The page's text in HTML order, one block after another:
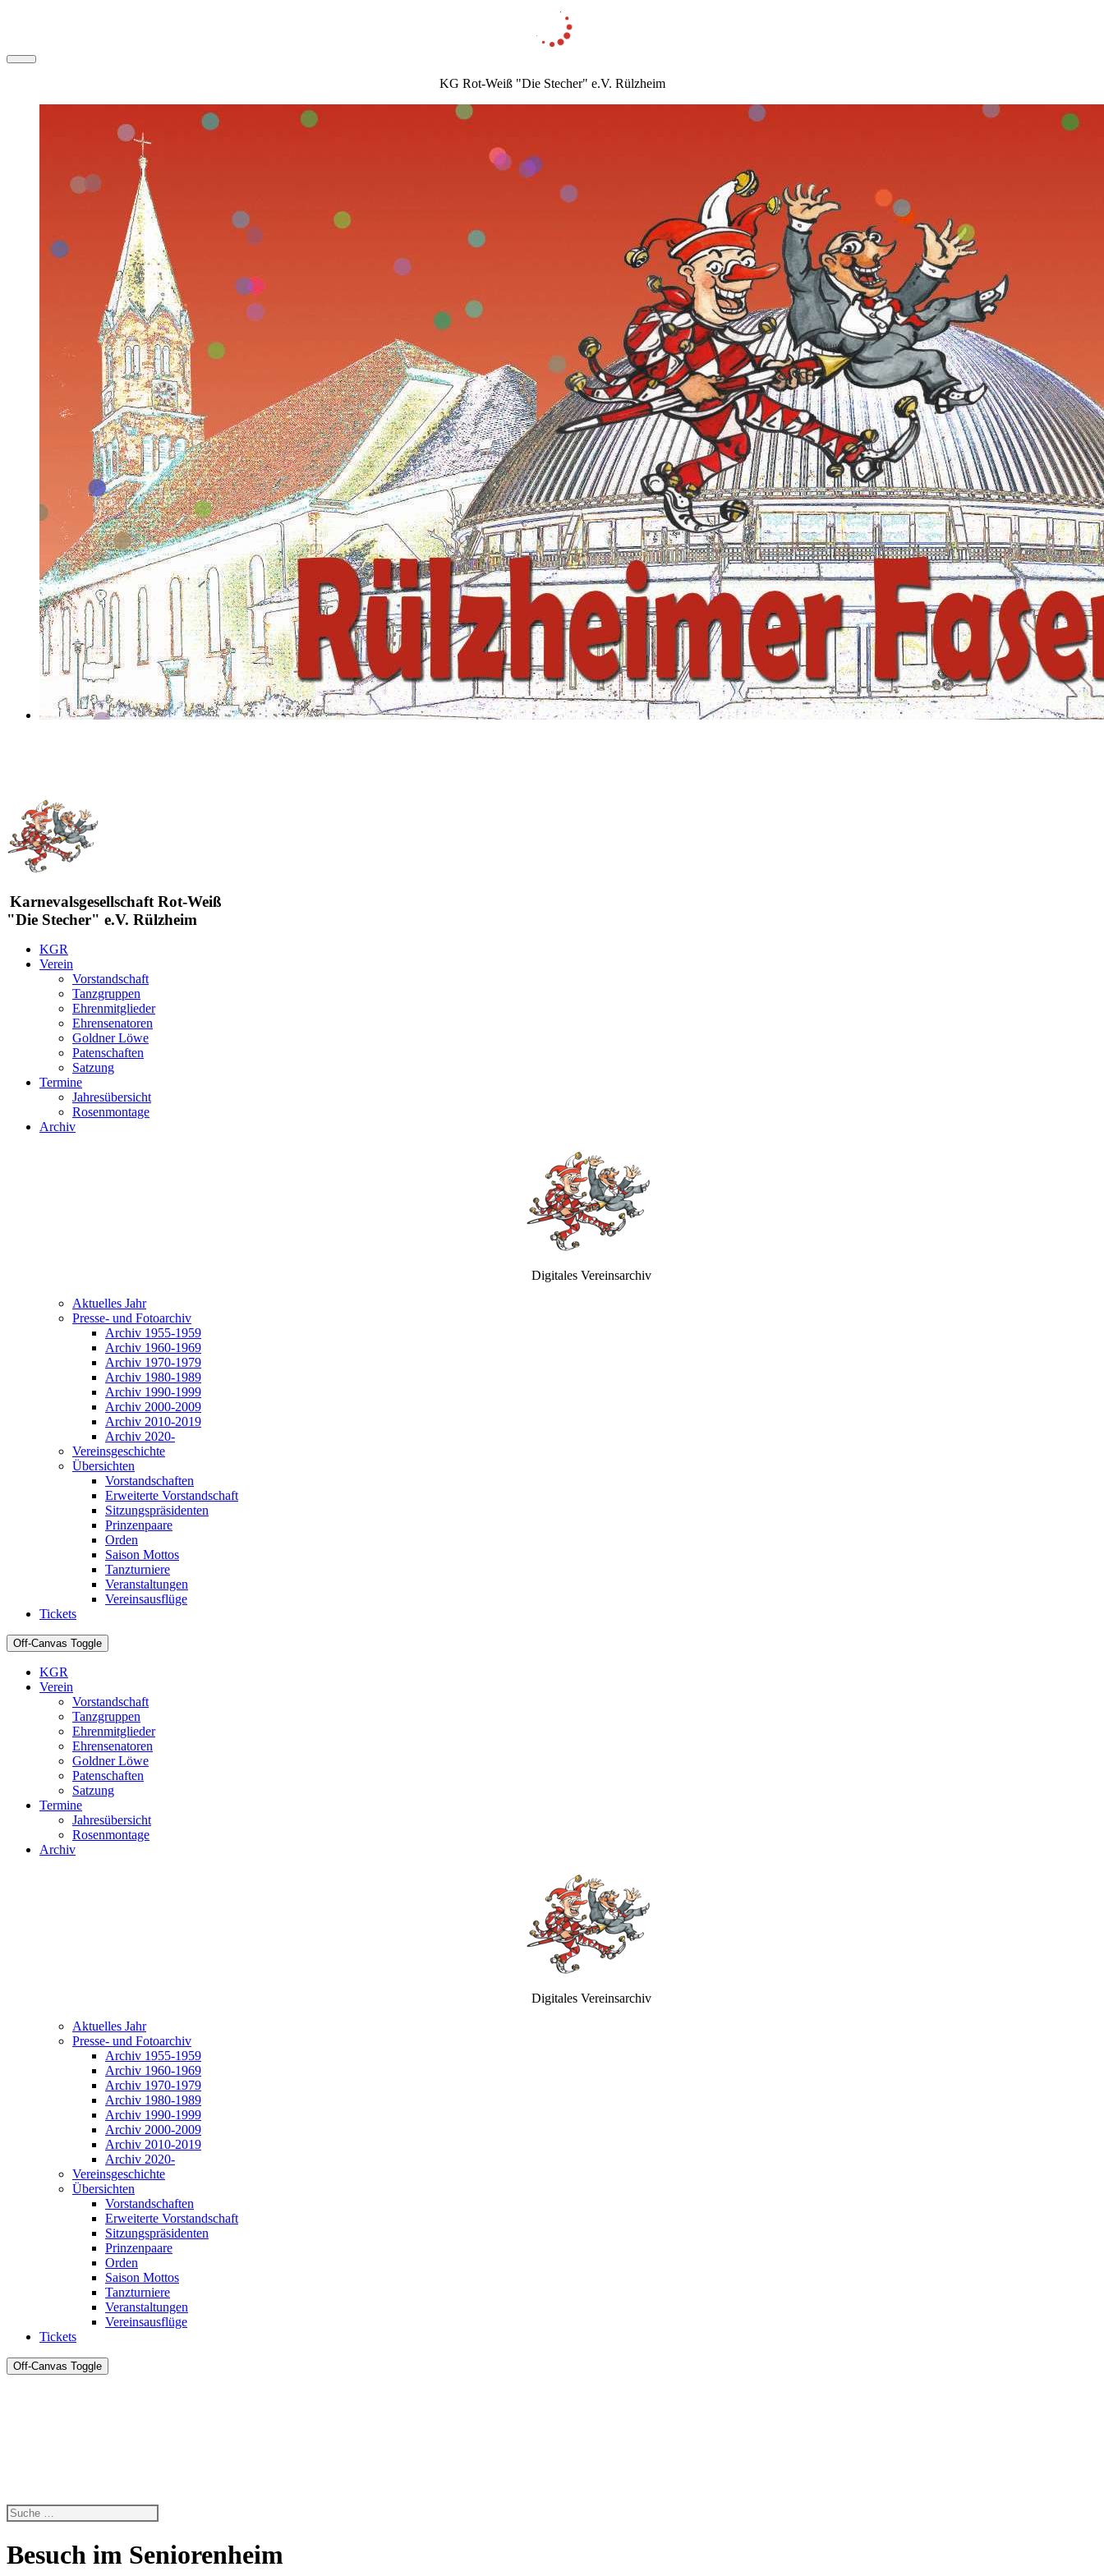
KG Rot-Weiß "Die Stecher" e.V. Rülzheim
Karnevalsgesellschaft Rot-Weiß
"Die Stecher" e.V. Rülzheim
KGR
Verein
Vorstandschaft
Tanzgruppen
Ehrenmitglieder
Ehrensenatoren
Goldner Löwe
Patenschaften
Satzung
Termine
Jahresübersicht
Rosenmontage
Archiv
Digitales Vereinsarchiv
Aktuelles Jahr
Presse- und Fotoarchiv
Archiv 1955-1959
Archiv 1960-1969
Archiv 1970-1979
Archiv 1980-1989
Archiv 1990-1999
Archiv 2000-2009
Archiv 2010-2019
Archiv 2020-
Vereinsgeschichte
Übersichten
Vorstandschaften
Erweiterte Vorstandschaft
Sitzungspräsidenten
Prinzenpaare
Orden
Saison Mottos
Tanzturniere
Veranstaltungen
Vereinsausflüge
Tickets
Off-Canvas Toggle
KGR
Verein
Vorstandschaft
Tanzgruppen
Ehrenmitglieder
Ehrensenatoren
Goldner Löwe
Patenschaften
Satzung
Termine
Jahresübersicht
Rosenmontage
Archiv
Digitales Vereinsarchiv
Aktuelles Jahr
Presse- und Fotoarchiv
Archiv 1955-1959
Archiv 1960-1969
Archiv 1970-1979
Archiv 1980-1989
Archiv 1990-1999
Archiv 2000-2009
Archiv 2010-2019
Archiv 2020-
Vereinsgeschichte
Übersichten
Vorstandschaften
Erweiterte Vorstandschaft
Sitzungspräsidenten
Prinzenpaare
Orden
Saison Mottos
Tanzturniere
Veranstaltungen
Vereinsausflüge
Tickets
Off-Canvas Toggle
Besuch im Seniorenheim